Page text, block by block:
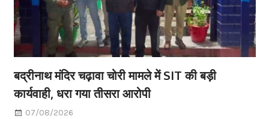
बद्रीनाथ मंदिर चढ़ावा चोरी मामले में SIT की बड़ी
कार्यवाही, धरा गया तीसरा आरोपी
07/08/2026